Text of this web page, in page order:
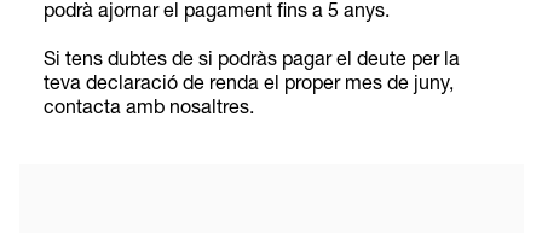
podrà ajornar el pagament fins a 5 anys.
Si tens dubtes de si podràs pagar el deute per la
teva declaració de renda el proper mes de juny,
contacta amb nosaltres.